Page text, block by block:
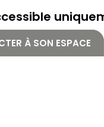
À SON ESPACE